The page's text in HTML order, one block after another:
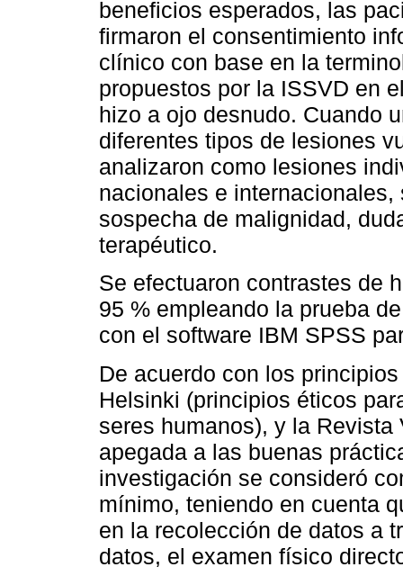
beneficios esperados, las
firmaron el consentimiento
clínico con base en la
propuestos por la ISSVD en
hizo a ojo desnudo. Cuando
diferentes tipos de lesiones
analizaron como lesiones
nacionales e
sospecha de malignidad,
terapéutico.
Se efectuaron contrastes de
95 % empleando la prueba
con el software IBM SPSS
De acuerdo con los
Helsinki (principios éticos
seres humanos), y la
apegada a las buenas
investigación se consideró
mínimo, teniendo en cuenta
en la recolección de datos a
datos, el examen físico